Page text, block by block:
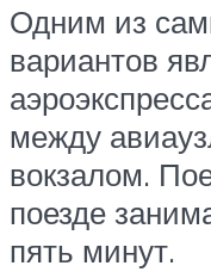
Одним из
вариантов
между
вокзалом.
поезде
пять минут.